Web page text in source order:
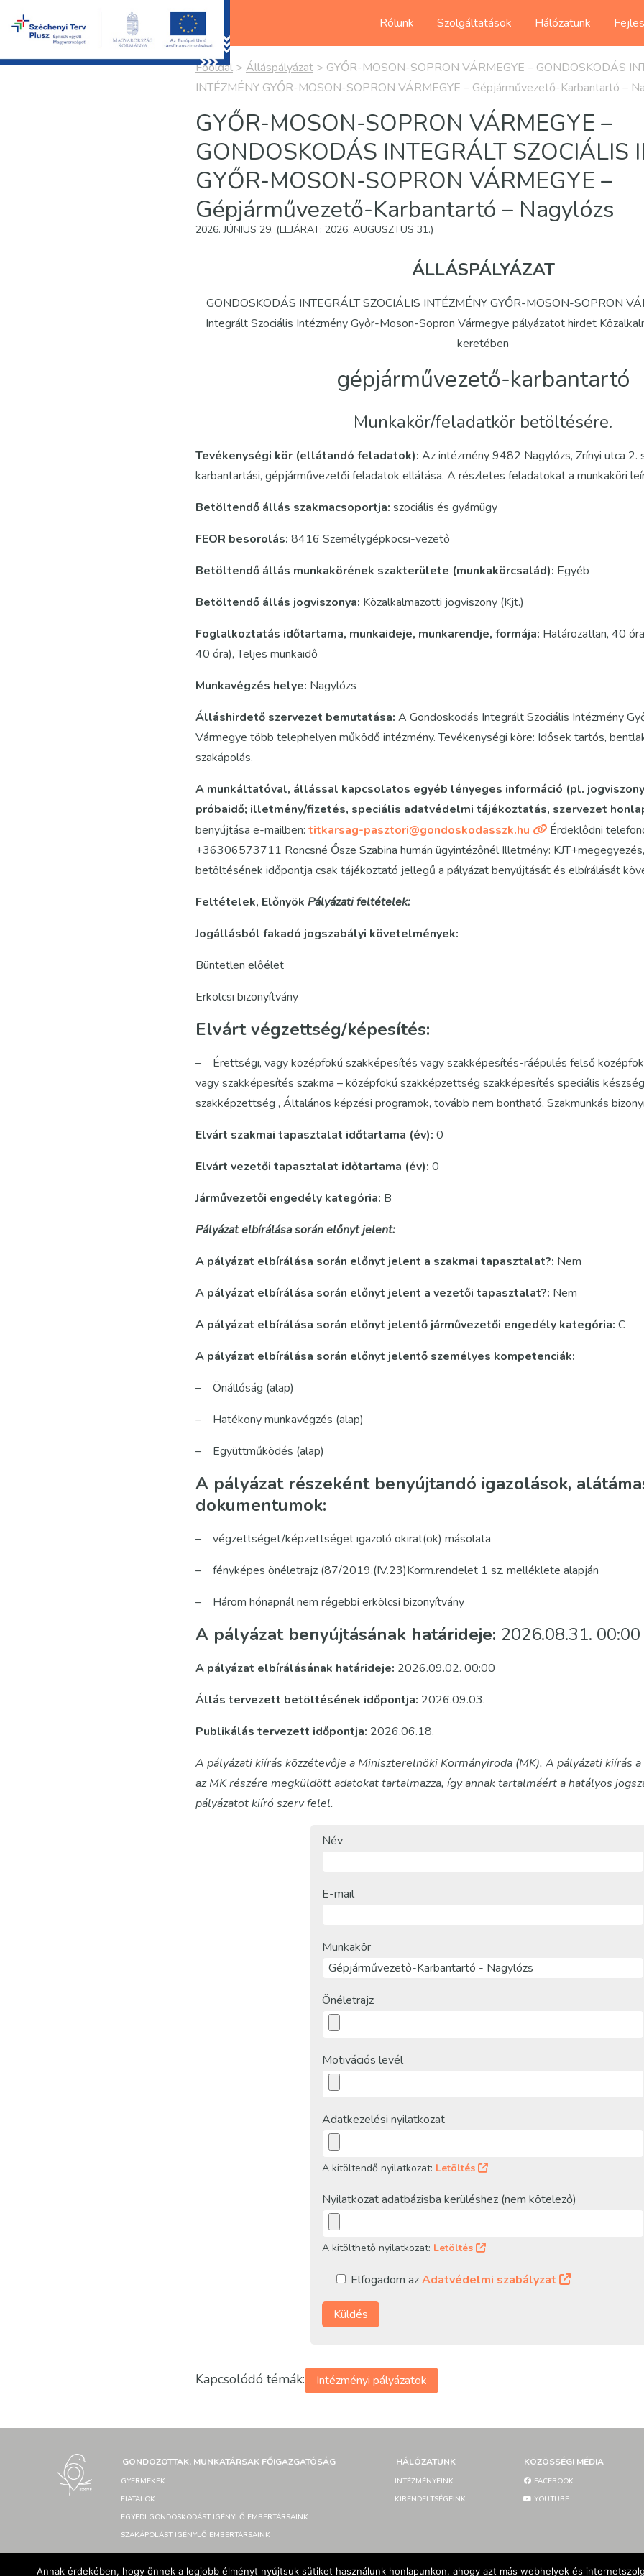
Rólunk Szolgáltatások Hálózatunk
Főoldal > Álláspályázat > GYŐR-MOSON-SOPRON VÁRMEGYE – GONDOSKODÁS
INTÉZMÉNY GYŐR-MOSON-SOPRON VÁRMEGYE – Gépjárművezető-Karbantartó –
GYŐR-MOSON-SOPRON VÁRMEGYE –
GONDOSKODÁS INTEGRÁLT SZOCIÁLIS
GYŐR-MOSON-SOPRON VÁRMEGYE –
Gépjárművezető-Karbantartó – Nagylózs
2026. JÚNIUS 29. (LEJÁRAT: 2026. AUGUSZTUS 31.)
ÁLLÁSPÁLYÁZAT
GONDOSKODÁS INTEGRÁLT SZOCIÁLIS INTÉZMÉNY GYŐR-MOSON-SOPRON
Integrált Szociális Intézmény Győr-Moson-Sopron Vármegye pályázatot hirdet
keretében
gépjárművezető-karbantartó
Munkakör/feladatkör betöltésére.
Tevékenységi kör (ellátandó feladatok): Az intézmény 9482 Nagylózs, Zrínyi utca 2.
karbantartási, gépjárművezetői feladatok ellátása. A részletes feladatokat a munkaköri
Betöltendő állás szakmacsoportja: szociális és gyámügy
FEOR besorolás: 8416 Személygépkocsi-vezető
Betöltendő állás munkakörének szakterülete (munkakörcsalád): Egyéb
Betöltendő állás jogviszonya: Közalkalmazotti jogviszony (Kjt.)
Foglalkoztatás időtartama, munkaideje, munkarendje, formája: Határozatlan, 40
40 óra), Teljes munkaidő
Munkavégzés helye: Nagylózs
Álláshirdető szervezet bemutatása: A Gondoskodás Integrált Szociális Intézmény
Vármegye több telephelyen működő intézmény. Tevékenységi köre: Idősek tartós,
szakápolás.
A munkáltatóval, állással kapcsolatos egyéb lényeges információ (pl.
próbaidő; illetmény/fizetés, speciális adatvédelmi tájékoztatás, szervezet
benyújtása e-mailben: titkarsag-pasztori@gondoskodasszk.hu
Érdeklődni
+36306573711 Roncsné Ősze Szabina humán ügyintézőnél Illetmény:
betöltésének időpontja csak tájékoztató jellegű a pályázat benyújtását és elbírálását
Feltételek, Előnyök Pályázati feltételek:
Jogállásból fakadó jogszabályi követelmények:
Büntetlen előélet
Erkölcsi bizonyítvány
Elvárt végzettség/képesítés:
– Érettségi, vagy középfokú szakképesítés vagy szakképesítés-ráépülés felső
vagy szakképesítés szakma – középfokú szakképzettség szakképesítés speciális
szakképzettség , Általános képzési programok, tovább nem bontható, Szakmunkás
Elvárt szakmai tapasztalat időtartama (év): 0
Elvárt vezetői tapasztalat időtartama (év): 0
Járművezetői engedély kategória: B
Pályázat elbírálása során előnyt jelent:
A pályázat elbírálása során előnyt jelent a szakmai tapasztalat?: Nem
A pályázat elbírálása során előnyt jelent a vezetői tapasztalat?: Nem
A pályázat elbírálása során előnyt jelentő járművezetői engedély kategória: C
A pályázat elbírálása során előnyt jelentő személyes kompetenciák:
– Önállóság (alap)
– Hatékony munkavégzés (alap)
– Együttműködés (alap)
A pályázat részeként benyújtandó igazolások,
dokumentumok:
– végzettséget/képzettséget igazoló okirat(ok) másolata
– fényképes önéletrajz (87/2019.(IV.23)Korm.rendelet 1 sz. melléklete alapján
– Három hónapnál nem régebbi erkölcsi bizonyítvány
A pályázat benyújtásának határideje: 2026.08.31. 00:00
A pályázat elbírálásának határideje: 2026.09.02. 00:00
Állás tervezett betöltésének időpontja: 2026.09.03.
Publikálás tervezett időpontja: 2026.06.18.
A pályázati kiírás közzétevője a Miniszterelnöki Kormányiroda (MK). A pályázati kiírás
az MK részére megküldött adatokat tartalmazza, így annak tartalmáért a hatályos
pályázatot kiíró szerv felel.
Név
E-mail
Munkakör
Önéletrajz
Motivációs levél
Adatkezelési nyilatkozat
A kitöltendő nyilatkozat: Letöltés
Nyilatkozat adatbázisba kerüléshez (nem kötelező)
A kitölthető nyilatkozat: Letöltés
Elfogadom azAdatvédelmi szabályzat
Kapcsolódó témák: Intézményi pályázatok
GONDOZOTTAK, MUNKATÁRSAK FŐIGAZGATÓSÁG
GYERMEKEK
FIATALOK
EGYEDI GONDOSKODÁST IGÉNYLŐ EMBERTÁRSAINK
SZAKÁPOLÁST IGÉNYLŐ EMBERTÁRSAINK
HÁLÓZATUNK
INTÉZMÉNYEINK
KIRENDELTSÉGEINK
KÖZÖSSÉGI MÉDIA
FACEBOOK
YOUTUBE
Annak érdekében, hogy önnek a legjobb élményt nyújtsuk sütiket használunk honlapunkon, ahogy azt más webhelyek és